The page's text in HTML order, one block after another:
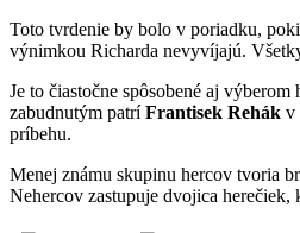
Toto tvrdenie by bolo v poriadku,
výnimkou Richarda nevyvíjajú.
Je to čiastočne spôsobené aj
zabudnutým patríFrantisek Rehák v
príbehu.
Menej známu skupinu hercov tvoria
Nehercov zastupuje dvojica